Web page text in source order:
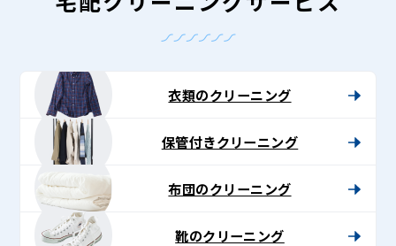
衣類のクリーニング
保管付きクリーニング
布団のクリーニング
靴のクリーニング